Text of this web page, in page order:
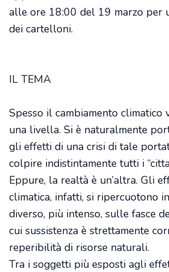
alle ore 18:00 del 19 marzo per
dei cartelloni.
IL TEMA
Spesso il cambiamento climatico
una livella. Si è naturalmente
gli effetti di una crisi di tale
colpire indistintamente tutti i
Eppure, la realtà è un’altra. Gli
climatica, infatti, si ripercuotono
diverso, più intenso, sulle fasce
cui sussistenza è strettamente
reperibilità di risorse naturali.
Tra i soggetti più esposti agli